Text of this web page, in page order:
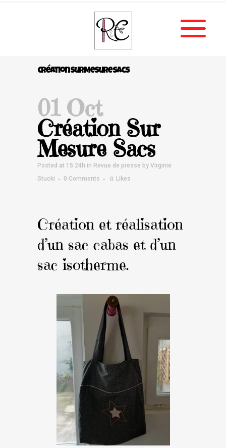
Création Sur Mesure Sacs
01 Oct
Création Sur
Mesure Sacs
Posted at 15:24h in Revue de presse by Virginie
Stucki
0 Comments 0 Likes
Création et réalisation
d’un sac cabas et d’un
sac isotherme.